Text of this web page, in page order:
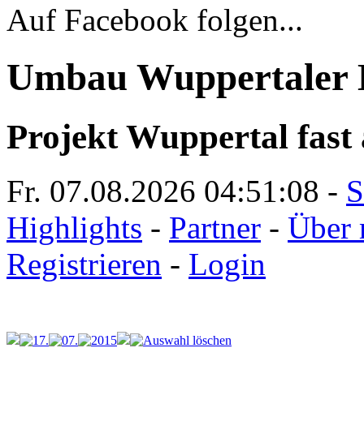
Auf Facebook folgen...
Umbau Wuppertaler
Projekt Wuppertal fast
Fr. 07.08.2026 04:51:08 -
Highlights - Partner - Über
Registrieren - Login